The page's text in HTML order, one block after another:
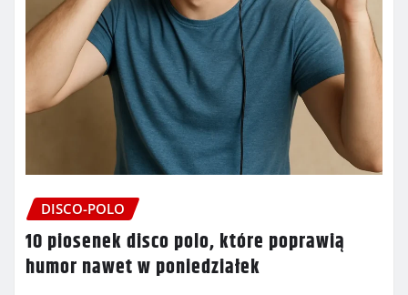
DISCO-POLO
10 piosenek disco polo, które poprawią
humor nawet w poniedziałek